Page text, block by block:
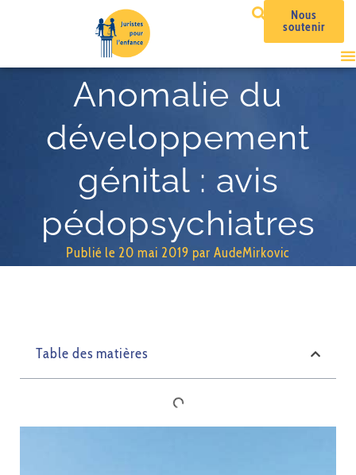
Nous
soutenir
Anomalie du
développement
génital : avis
pédopsychiatres
Publié le 20 mai 2019 par AudeMirkovic
Table des matières